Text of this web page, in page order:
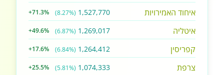
איחוד האמירויות 1,527,770
(8.27%)
+71.3%
איטליה 1,269,017
(6.87%)
+49.6%
קפריסין 1,264,412
(6.84%)
+17.6%
צרפת 1,074,333
(5.81%)
+25.5%